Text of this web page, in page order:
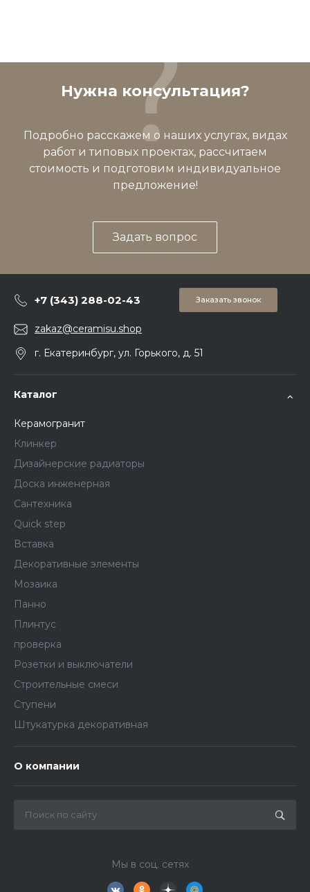
Нужна консультация?
Подробно расскажем о наших услугах, видах
работ и типовых проектах, рассчитаем
стоимость и подготовим индивидуальное
предложение!
Задать вопрос
+7 (343) 288-02-43 Заказать звонок
zakaz@ceramisu.shop
г. Екатеринбург, ул. Горького, д. 51
Каталог
Керамогранит
Клинкер
Дизайнерские радиаторы
Доска инженерная
Сантехника
Quick step
Вставка
Декоративные элементы
Мозаика
Панно
Плинтус
проверка
Розетки и выключатели
Строительные смеси
Ступени
Штукатурка декоративная
О компании
Мы в соц. сетях